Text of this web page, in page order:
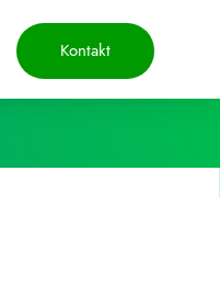
Kontakt